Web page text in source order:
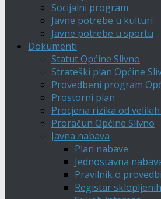
Socijalni program
Javne potrebe u kulturi
Javne potrebe u sportu
Dokumenti
Statut Općine Slivno
Strateški plan Općine
Provedbeni program
Prostorni plan
Procjena rizika od
Proračun Općine Slivno
Javna nabava
Plan nabave
Jednostavna
Pravilnik o
Registar